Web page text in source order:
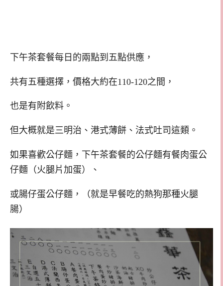
下午茶套餐每日的兩點到五點供應，
共有五種選擇，價格大約在110-120之間，
也是有附飲料。
但大概就是三明治、港式薄餅、法式吐司這類。
如果喜歡公仔麵，下午茶套餐的公仔麵有餐肉蛋公
仔麵（火腿片加蛋）、
或腸仔蛋公仔麵，（就是早餐吃的熱狗那種火腿
腸）